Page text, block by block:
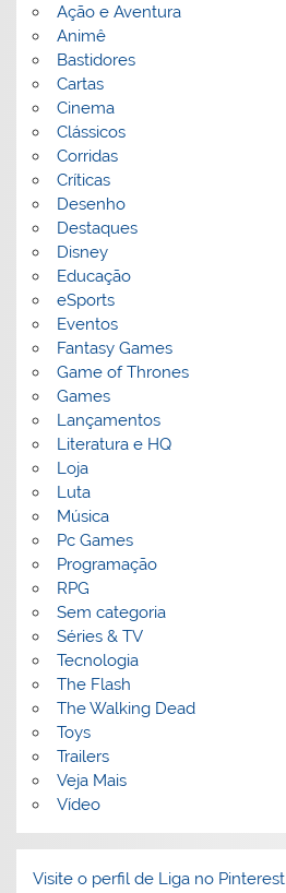
Ação e Aventura
Animê
Bastidores
Cartas
Cinema
Clássicos
Corridas
Críticas
Desenho
Destaques
Disney
Educação
eSports
Eventos
Fantasy Games
Game of Thrones
Games
Lançamentos
Literatura e HQ
Loja
Luta
Música
Pc Games
Programação
RPG
Sem categoria
Séries & TV
Tecnologia
The Flash
The Walking Dead
Toys
Trailers
Veja Mais
Vídeo
Visite o perfil de Liga no Pinterest.